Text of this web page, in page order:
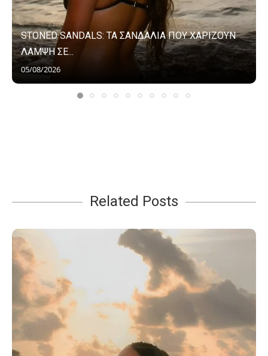
STONED SANDALS: ΤΑ ΣΑΝΔΑΛΙΑ ΠΟΥ ΧΑΡΙΖΟΥΝ
ΛΑΜΨΗ ΣΕ...
05/08/2026
Related Posts